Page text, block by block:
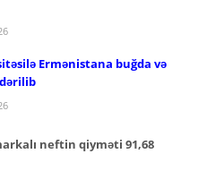
Ermənistana buğda və
neftin qiyməti 91,68